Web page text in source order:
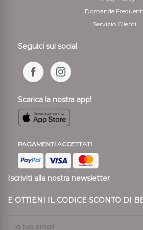
Domande Frequenti
Servizio Clienti
Seguici sui social
Scarica la nostra app!
PAGAMENTI ACCETTATI
Iscriviti alla nostra newsletter
E OTTIENI IL CODICE SCONTO DI